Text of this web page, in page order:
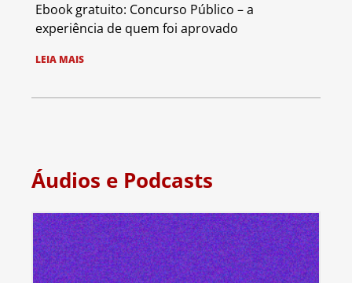
Ebook gratuito: Concurso Público – a
experiência de quem foi aprovado
LEIA MAIS
Áudios e Podcasts